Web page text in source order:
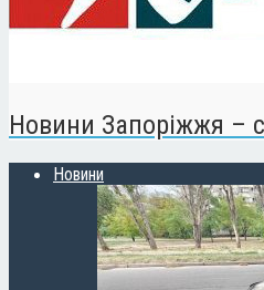
Новини Запоріжжя –
Новини